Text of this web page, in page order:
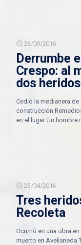
23/09/2016
Derrumbe
Crespo: al
dos heridos
Cedió la medianera
construcción
en el lugar Un hombre
23/04/2016
Tres
Recoleta
Ocurrió en una obra
muerto en Avellaneda